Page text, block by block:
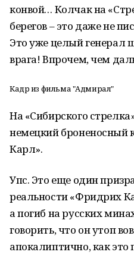
конвой… Колчак на
берегов – это даже не
Это уже целый генерал
врага! Впрочем, чем
Кадр из фильма "Адмирал"
На «Сибирского
немецкий броненосный
Карл».
Упс. Это еще один
реальности «Фридрих
а погиб на русских
говорить, что он утоп
апокалиптично, как это